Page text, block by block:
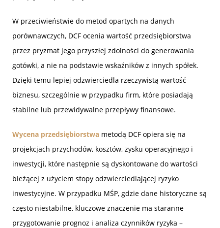
W przeciwieństwie do metod opartych na danych
porównawczych, DCF ocenia wartość przedsiębiorstwa
przez pryzmat jego przyszłej zdolności do generowania
gotówki, a nie na podstawie wskaźników z innych spółek.
Dzięki temu lepiej odzwierciedla rzeczywistą wartość
biznesu, szczególnie w przypadku firm, które posiadają
stabilne lub przewidywalne przepływy finansowe.
Wycena przedsiębiorstwa metodą DCF opiera się na
projekcjach przychodów, kosztów, zysku operacyjnego i
inwestycji, które następnie są dyskontowane do wartości
bieżącej z użyciem stopy odzwierciedlającej ryzyko
inwestycyjne. W przypadku MŚP, gdzie dane historyczne są
często niestabilne, kluczowe znaczenie ma staranne
przygotowanie prognoz i analiza czynników ryzyka –